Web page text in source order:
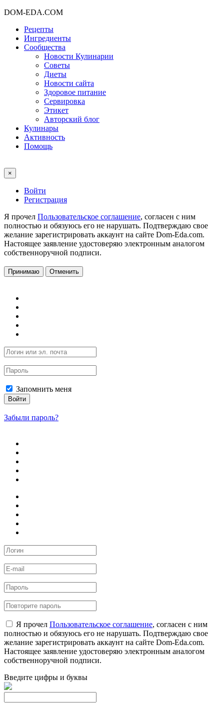
DOM-EDA.COM
Рецепты
Ингредиенты
Сообщества
Новости Кулинарии
Советы
Диеты
Новости сайта
Здоровое питание
Сервировка
Этикет
Авторский блог
Кулинары
Активность
Помощь
×
Войти
Регистрация
Я прочел Пользовательское соглашение, согласен с ним
полностью и обязуюсь его не нарушать. Подтверждаю свое
желание зарегистрировать аккаунт на сайте Dom-Eda.com.
Настоящее заявление удостоверяю электронным аналогом
собственноручной подписи.
Принимаю Отменить
Запомнить меня
Войти
Забыли пароль?
Я прочел Пользовательское соглашение, согласен с ним
полностью и обязуюсь его не нарушать. Подтверждаю свое
желание зарегистрировать аккаунт на сайте Dom-Eda.com.
Настоящее заявление удостоверяю электронным аналогом
собственноручной подписи.
Введите цифры и буквы